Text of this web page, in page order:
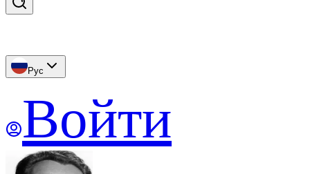
Рус
Войти